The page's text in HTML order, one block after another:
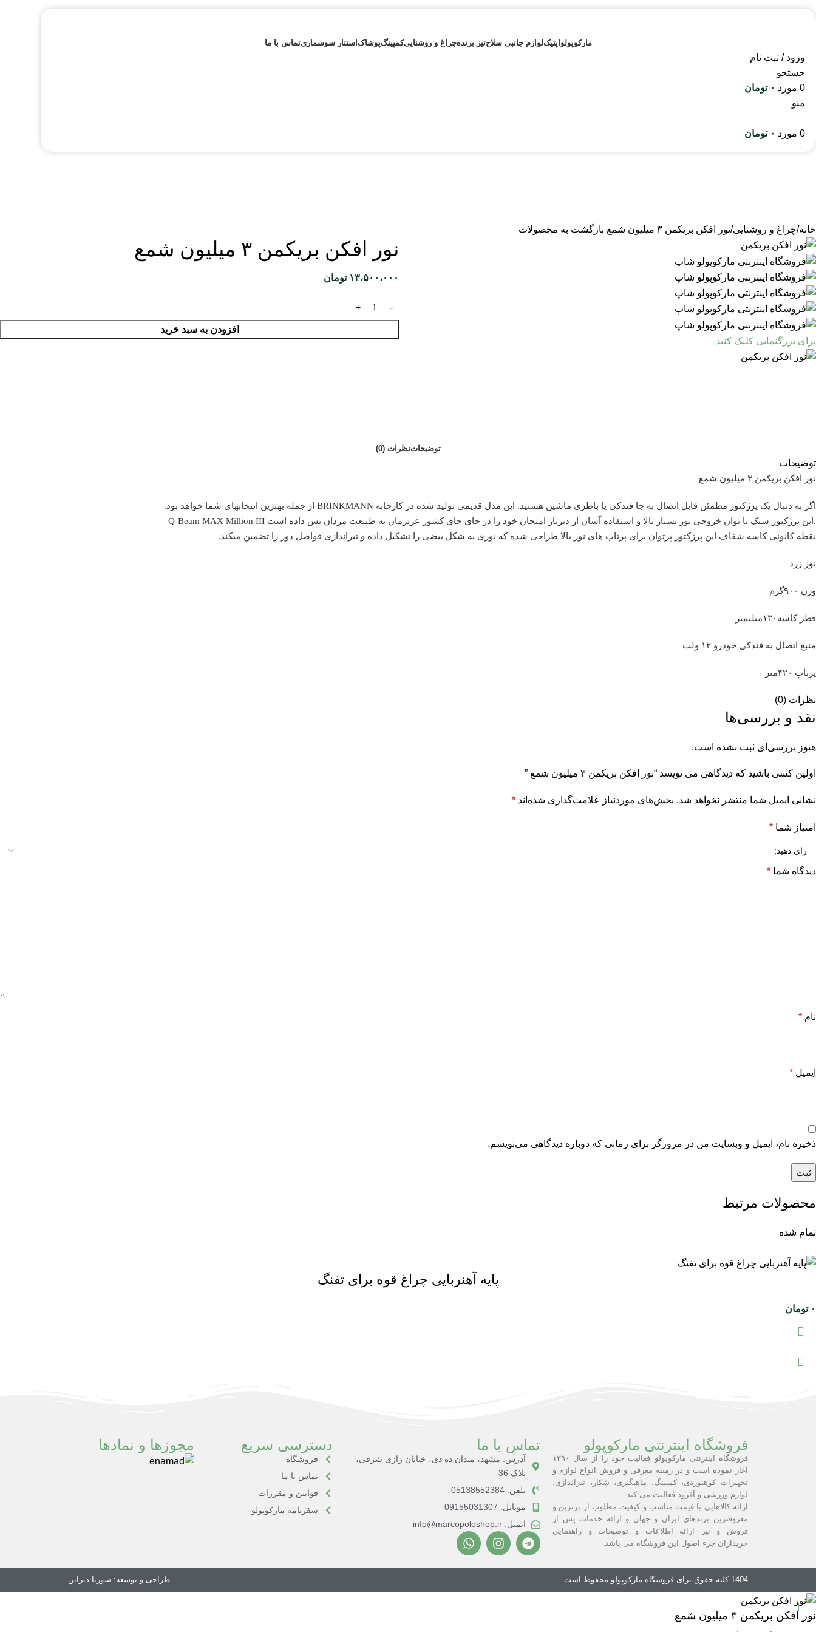
مارکوپولو اپتیکلوازم جانبی سلاحتیز برندهچراغ و روشناییکمپینگپوشاکاستتار سوسماریتماس با ما
ورود / ثبت نام
جستجو
0 مورد ۰ تومان
منو
0 مورد ۰ تومان
خانه چراغ و روشنایی نور افکن بریکمن ۳ میلیون شمع بازگشت به محصولات
برای بزرگنمایی کلیک کنید
نور افکن بریکمن ۳ میلیون شمع
۱۳،۵۰۰،۰۰۰ تومان
افزودن به سبد خرید
توضیحاتنظرات (0)
توضیحات
نور افکن بریکمن ۳ میلیون شمع
اگر به دنبال یک پرژکتور مطمئن قابل اتصال به جا فندکی یا باطری ماشین هستید. این مدل قدیمی تولید شده در کارخانه BRINKMANN از جمله بهترین انتخابهای شما خواهد بود.
Q-Beam MAX Million III این پرژکتور سبک با توان خروجی نور بسیار بالا و استفاده آسان از دیرباز امتحان خود را در جای جای کشور عزیزمان به طبیعت مردان پس داده است.
نقطه کانونی کاسه شفاف این پرژکتور پرتوان برای پرتاب های نور بالا طراحی شده که نوری به شکل بیضی را تشکیل داده و تیراندازی فواصل دور را تضمین میکند.
نور زرد
وزن ۹۰۰گرم
قطر کاسه۱۳۰میلیمتر
منبع اتصال به فندکی خودرو ۱۲ ولت
پرتاب ۴۲۰متر
نظرات (0)
نقد و بررسی‌ها
هنوز بررسی‌ای ثبت نشده است.
اولین کسی باشید که دیدگاهی می نویسد “نور افکن بریکمن ۳ میلیون شمع ”
نشانی ایمیل شما منتشر نخواهد شد. بخش‌های موردنیاز علامت‌گذاری شده‌اند *
امتیاز شما *
دیدگاه شما *
نام *
ایمیل *
ذخیره نام، ایمیل و وبسایت من در مرورگر برای زمانی که دوباره دیدگاهی می‌نویسم.
محصولات مرتبط
تمام شده
پایه آهنربایی چراغ قوه برای تفنگ
۰ تومان
فروشگاه اینترنتی مارکوپولو
فروشگاه اینترنتی مارکوپولو فعالیت خود را از سال ۱۳۹۰
آغاز نموده است و در زمینه معرفی و فروش انواع لوازم و
تجهیزات کوهنوردی، کمپینگ، ماهیگیری، شکار، تیراندازی،
لوازم ورزشی و آفرود فعالیت می کند.
ارائه کالاهایی با قیمت مناسب و کیفیت مطلوب از برترین و
معروفترین برندهای ایران و جهان و ارائه خدمات پس از
فروش و نیز ارائه اطلاعات و توضیحات و راهنمایی
خریداران جزء اصول این فروشگاه می باشد.
تماس با ما
آدرس: مشهد، میدان ده دی، خیابان رازی شرقی،
پلاک 36
تلفن: 05138552384
موبایل: 09155031307
ایمیل: info@marcopoloshop.ir
دسترسی سریع
فروشگاه
تماس با ما
قوانین و مقررات
سفرنامه مارکوپولو
مجوزها و نمادها
1404 کلیه حقوق برای فروشگاه مارکوپولو محفوظ است. طراحی و توسعه: سورنا دیزاین
نور افکن بریکمن ۳ میلیون شمع